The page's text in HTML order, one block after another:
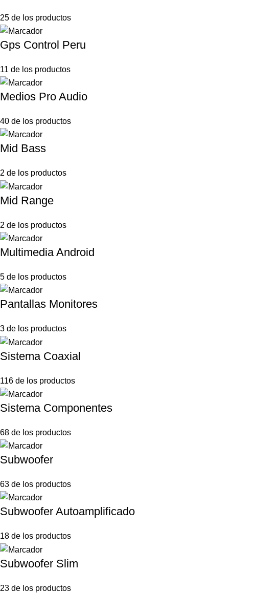
25 de los productos
Gps Control Peru
11 de los productos
Medios Pro Audio
40 de los productos
Mid Bass
2 de los productos
Mid Range
2 de los productos
Multimedia Android
5 de los productos
Pantallas Monitores
3 de los productos
Sistema Coaxial
116 de los productos
Sistema Componentes
68 de los productos
Subwoofer
63 de los productos
Subwoofer Autoamplificado
18 de los productos
Subwoofer Slim
23 de los productos